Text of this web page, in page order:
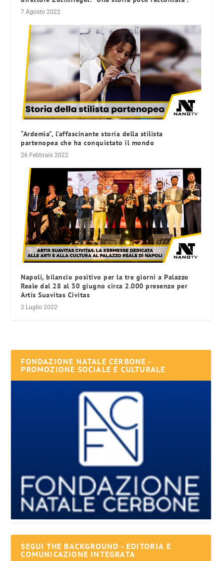
7 Agosto 2022
“Ardemia”, l’affascinante storia della stilista
partenopea che ha conquistato il mondo
26 Febbraio 2022
Napoli, bilancio positivo per la tre giorni a Palazzo
Reale dal 28 al 30 giugno circa 2.000 presenze per
Artis Suavitas Civitas
2 Luglio 2022
FONDAZIONE NATALE CERBONE -
PROMOZIONE SOCIALE E CULTURALE
SEGUI THE BACKGROUND - EDITORIA E
COMUNICAZIONE INTEGRATA